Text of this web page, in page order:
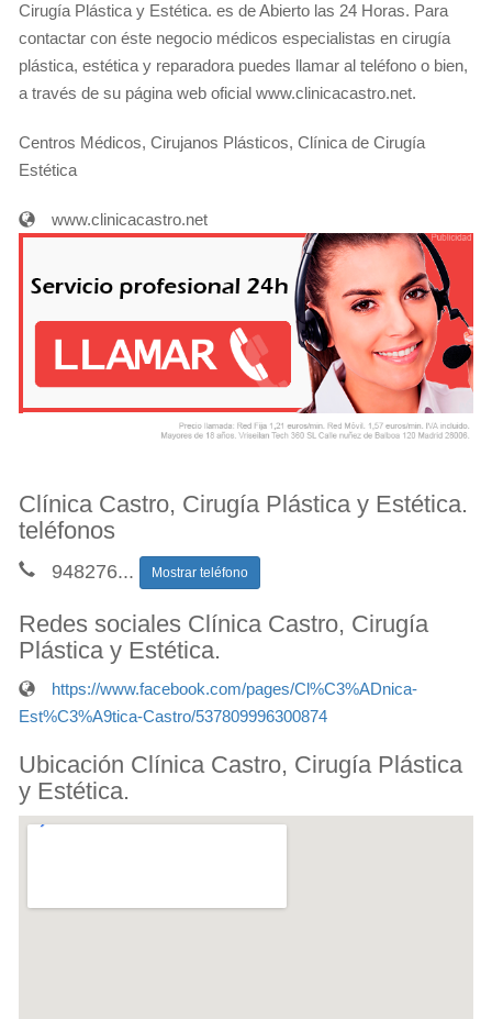
Cirugía Plástica y Estética. es de Abierto las 24 Horas. Para
contactar con éste negocio médicos especialistas en cirugía
plástica, estética y reparadora puedes llamar al teléfono o bien,
a través de su página web oficial www.clinicacastro.net.
Centros Médicos, Cirujanos Plásticos, Clínica de Cirugía
Estética
www.clinicacastro.net
Clínica Castro, Cirugía Plástica y Estética.
teléfonos
948276... Mostrar teléfono
Redes sociales Clínica Castro, Cirugía
Plástica y Estética.
https://www.facebook.com/pages/Cl%C3%ADnica-
Est%C3%A9tica-Castro/537809996300874
Ubicación Clínica Castro, Cirugía Plástica
y Estética.